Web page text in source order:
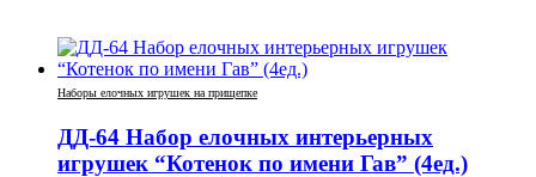
Наборы елочных игрушек на прищепке
ДД-64 Набор елочных интерьерных
игрушек “Котенок по имени Гав” (4ед.)